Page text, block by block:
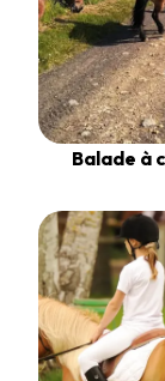
Balade à